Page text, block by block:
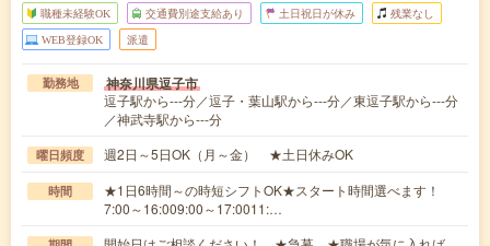
職種未経験OK 交通費別途支給あり 土日祝日が休み 残業なし
WEB登録OK 派遣
勤務地 神奈川県逗子市
逗子駅から---分／逗子・葉山駅から---分／東逗子駅から---分
／神武寺駅から---分
曜日頻度 週2日～5日OK（月～金） ★土日休みOK
時間
★1日6時間～の時短シフトOK★スタート時間選べます！
7:00～16:009:00～17:0011:…